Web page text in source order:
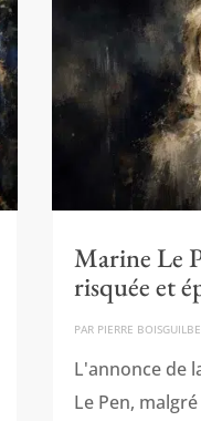
Marine Le
risquée et
PAR PIERRE
L'annonce de
Le Pen,